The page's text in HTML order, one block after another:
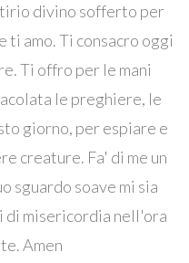
divino sofferto per
ti amo. Ti consacro oggi
Ti offro per le mani
le preghiere, le
giorno, per espiare e
creature. Fa' di me un
sguardo soave mi sia
di misericordia nell'ora
Amen